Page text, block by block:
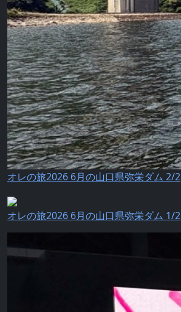
オレの旅2026 6月の山口県弥栄ダム 2/2
オレの旅2026 6月の山口県弥栄ダム 1/2